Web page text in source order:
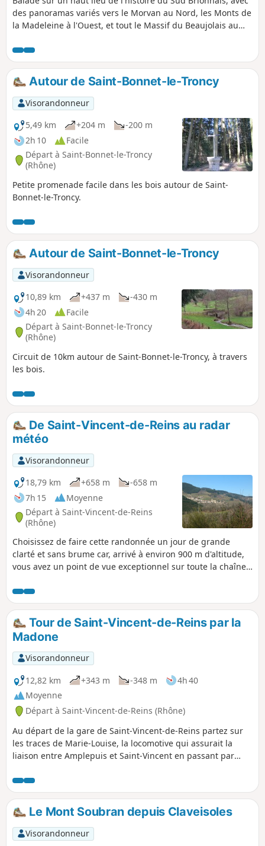
des panoramas variés vers le Morvan au Nord, les Monts de
la Madeleine à l'Ouest, et tout le Massif du Beaujolais au
Autour de Saint-Bonnet-le-Troncy
Visorandonneur
5,49 km
+204 m
-200 m
2h 10
Facile
Départ à Saint-Bonnet-le-Troncy
(Rhône)
Petite promenade facile dans les bois autour de Saint-
Bonnet-le-Troncy.
Autour de Saint-Bonnet-le-Troncy
Visorandonneur
10,89 km
+437 m
-430 m
4h 20
Facile
Départ à Saint-Bonnet-le-Troncy
(Rhône)
Circuit de 10km autour de Saint-Bonnet-le-Troncy, à travers
les bois.
De Saint-Vincent-de-Reins au radar
météo
Visorandonneur
18,79 km
+658 m
-658 m
7h 15
Moyenne
Départ à Saint-Vincent-de-Reins
(Rhône)
Choisissez de faire cette randonnée un jour de grande
clarté et sans brume car, arrivé à environ 900 m d'altitude,
vous avez un point de vue exceptionnel sur toute la chaîne
Blanc.
Tour de Saint-Vincent-de-Reins par la
Madone
Visorandonneur
12,82 km
+343 m -348 m
4h 40
Moyenne
Départ à Saint-Vincent-de-Reins (Rhône)
Au départ de la gare de Saint-Vincent-de-Reins partez sur
les traces de Marie-Louise, la locomotive qui assurait la
liaison entre Amplepuis et Saint-Vincent en passant par
pour revenir à Saint-Vincent en passant par la Madone.
Le Mont Soubran depuis Claveisoles
Visorandonneur